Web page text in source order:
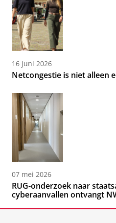
16 juni 2026
Netcongestie is niet alleen
07 mei 2026
RUG-onderzoek naar
cyberaanvallen ontvangt